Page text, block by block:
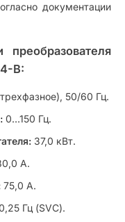
документации
преобразователя
B:
50/60 Гц.
0…150 Гц.
37,0 кВт.
А.
75,0 А.
Гц (SVC).